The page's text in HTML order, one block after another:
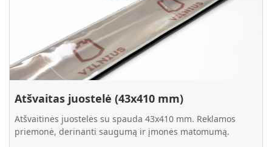
Atšvaitas juostelė (43x410 mm)
Atšvaitinės juostelės su spauda 43x410 mm. Reklamos
priemonė, derinanti saugumą ir įmonės matomumą.